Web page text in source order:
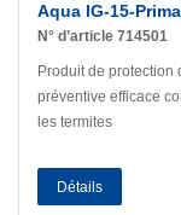
Aqua IG-15-
N° d’article 714501
Produit de
préventive efficace
les termites
Détails